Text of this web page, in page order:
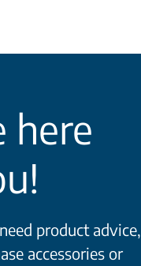
here
product advice,
accessories or